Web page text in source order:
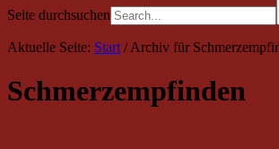
Seite durchsuchen
Aktuelle Seite: Start /Archiv für
Schmerzempfinden